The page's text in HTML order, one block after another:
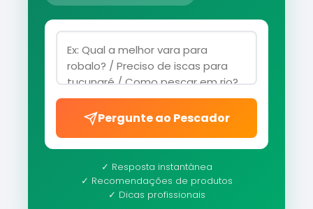
Pergunte ao Pescador
✓ Resposta instantânea
✓ Recomendações de produtos
✓ Dicas profissionais